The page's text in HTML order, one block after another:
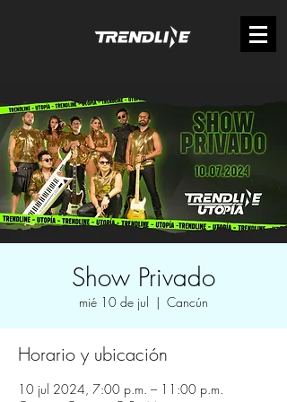
Show Privado
mié 10 de jul
  |
Cancún
Horario y ubicación
10 jul 2024, 7:00 p.m. – 11:00 p.m.